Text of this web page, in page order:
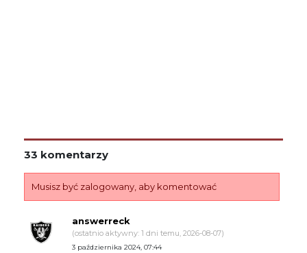
33 komentarzy
Musisz być zalogowany, aby komentować
answerreck
(ostatnio aktywny: 1 dni temu, 2026-08-07)
3 października 2024, 07:44